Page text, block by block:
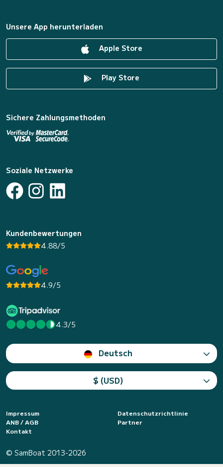
Unsere App herunterladen
Apple Store
Play Store
Sichere Zahlungsmethoden
Soziale Netzwerke
Kundenbewertungen
4.88/5
4.9/5
4.3/5
Deutsch
$ (USD)
Impressum
Datenschutzrichtlinie
ANB / AGB
Partner
Kontakt
© SamBoat 2013-2026